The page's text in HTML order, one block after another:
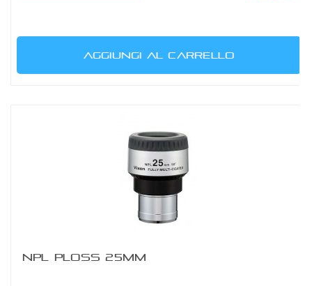
AGGIUNGI AL CARRELLO
NPL PLOSS 25MM